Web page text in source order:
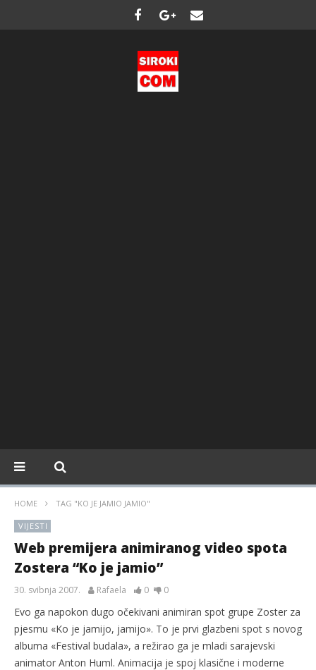
HOME TAG "KO JE JAMIO JAMIO"
VIJESTI
Web premijera animiranog video spota
Zostera “Ko je jamio”
30. svibnja 2007. Rafaela 0 0
Evo ga napokon dugo očekivani animiran spot grupe Zoster za
pjesmu «Ko je jamijo, jamijo». To je prvi glazbeni spot s novog
albuma «Festival budala», a režirao ga je mladi sarajevski
animator Anton Huml. Animacija je spoj klasične i moderne